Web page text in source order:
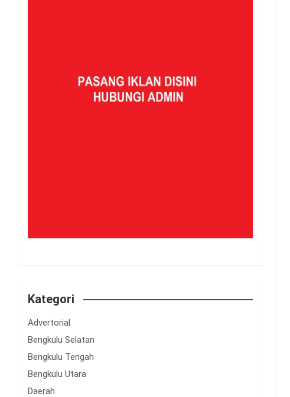
Kategori
Advertorial
Bengkulu Selatan
Bengkulu Tengah
Bengkulu Utara
Daerah